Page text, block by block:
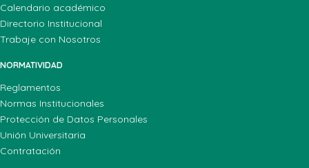
Calendario académico
Directorio Institucional
Trabaje con Nosotros
NORMATIVIDAD
Reglamentos
Normas Institucionales
Protección de Datos Personales
Unión Universitaria
Contratación